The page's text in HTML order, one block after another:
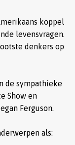
koppel
levensvragen.
denkers op
de sympathieke
Show en
Ferguson.
als: